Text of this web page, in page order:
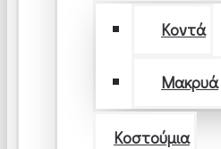
Κοντά
Μακρυά
Κοστούμια